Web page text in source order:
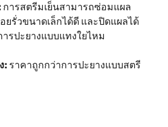
การสตรีมเย็นสามารถซ่อมแผล
ยรั่วขนาดเล็กได้ดี และปิดแผลได้
รปะยางแบบแทงใยไหม
: ราคาถูกกว่าการปะยางแบบสตรี